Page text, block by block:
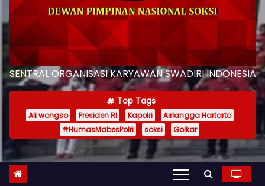
SENTRAL ORGANISASI KARYAWAN SWADIRI INDONESIA
Top Tags
Ali wongso Presiden RI Kapolri
Airlangga Hartarto
#HumasMabesPolri
soksi Golkar